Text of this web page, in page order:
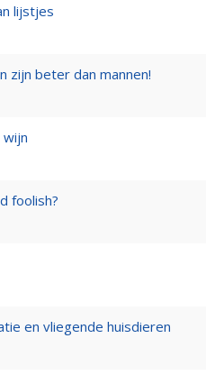
lijstjes
zijn beter dan mannen!
wijn
foolish?
en vliegende huisdieren